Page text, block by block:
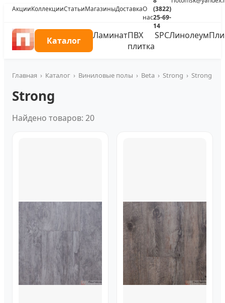
АкцииКоллекцииСтатьиМагазиныДоставкаО
нас
(3822)
25-69-
14
Каталог ЛаминатПВХ
плитка
SPCЛинолеум
Главная › Каталог › Виниловые полы › Beta › Strong › Strong
Strong
Найдено товаров: 20